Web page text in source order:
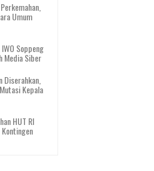
Umum
Soppeng
Media Siber
Diserahkan,
Kepala
HUT RI